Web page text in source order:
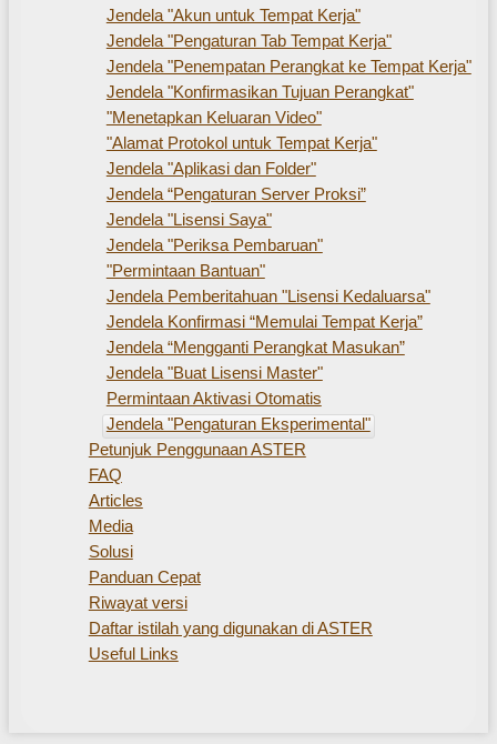
Jendela "Akun untuk Tempat Kerja"
Jendela "Pengaturan Tab Tempat Kerja"
Jendela "Penempatan Perangkat ke Tempat Kerja"
Jendela "Konfirmasikan Tujuan Perangkat"
"Menetapkan Keluaran Video"
"Alamat Protokol untuk Tempat Kerja"
Jendela "Aplikasi dan Folder"
Jendela “Pengaturan Server Proksi”
Jendela "Lisensi Saya"
Jendela "Periksa Pembaruan"
"Permintaan Bantuan"
Jendela Pemberitahuan "Lisensi Kedaluarsa"
Jendela Konfirmasi “Memulai Tempat Kerja”
Jendela “Mengganti Perangkat Masukan”
Jendela "Buat Lisensi Master"
Permintaan Aktivasi Otomatis
Jendela "Pengaturan Eksperimental"
Petunjuk Penggunaan ASTER
FAQ
Articles
Media
Solusi
Panduan Cepat
Riwayat versi
Daftar istilah yang digunakan di ASTER
Useful Links